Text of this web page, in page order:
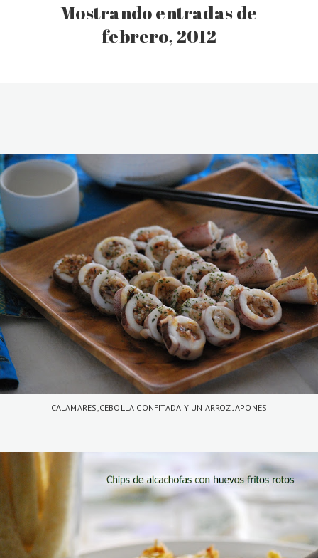
Mostrando entradas de
febrero, 2012
CALAMARES,CEBOLLA CONFITADA Y UN ARROZ JAPONÉS